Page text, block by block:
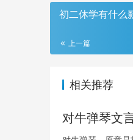
初二休学有什么
上一篇
相关推荐
对牛弹琴文